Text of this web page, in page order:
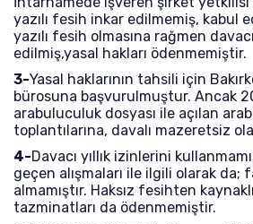
yazılı fesih inkar edilmemiş, kabul
yazılı fesih olmasına rağmen
edilmiş,yasal hakları ödenmemiştir.
3-Yasal haklarının tahsili için
bürosuna başvurulmuştur. Ancak
arabuluculuk dosyası ile açılan
toplantılarına, davalı mazeretsiz
4-Davacı yıllık izinlerini
geçen alışmaları ile ilgili olarak da;
almamıştır. Haksız fesihten
tazminatları da ödenmemiştir.